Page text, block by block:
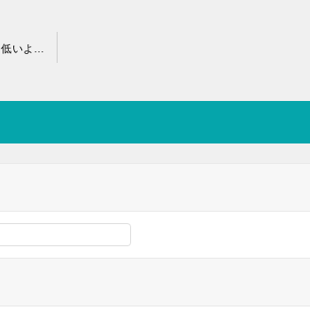
ダイアモンドユカイの年収は？嫁や子供の写真流出？身長って低いよね？